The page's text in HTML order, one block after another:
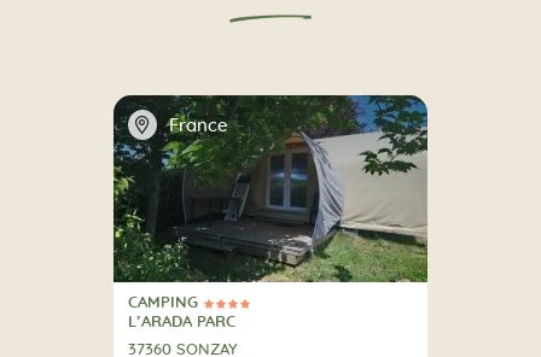
📍 France
4 Étoiles
CAMPING
CAMPING
L’ARADA PARC
37360 SONZAY